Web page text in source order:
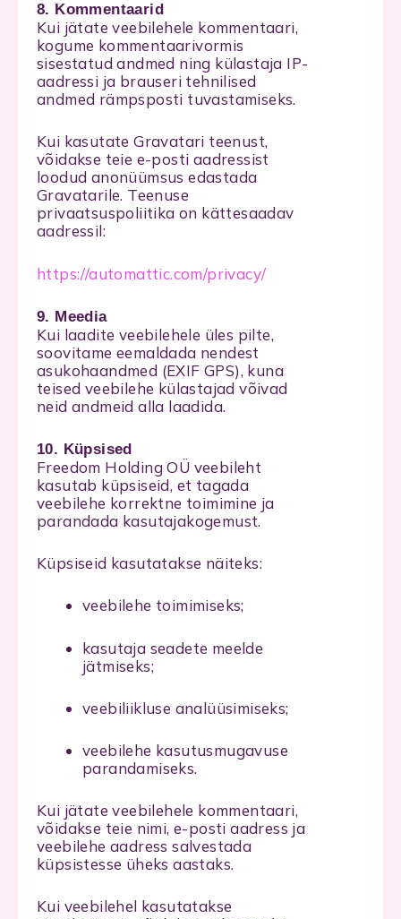
8. Kommentaarid
Kui jätate veebilehele kommentaari,
kogume kommentaarivormis
sisestatud andmed ning külastaja IP-
aadressi ja brauseri tehnilised
andmed rämpsposti tuvastamiseks.
Kui kasutate Gravatari teenust,
võidakse teie e-posti aadressist
loodud anonüümsus edastada
Gravatarile. Teenuse
privaatsuspoliitika on kättesaadav
aadressil:
https://automattic.com/privacy/
9. Meedia
Kui laadite veebilehele üles pilte,
soovitame eemaldada nendest
asukohaandmed (EXIF GPS), kuna
teised veebilehe külastajad võivad
neid andmeid alla laadida.
10. Küpsised
Freedom Holding OÜ veebileht
kasutab küpsiseid, et tagada
veebilehe korrektne toimimine ja
parandada kasutajakogemust.
Küpsiseid kasutatakse näiteks:
veebilehe toimimiseks;
kasutaja seadete meelde
jätmiseks;
veebiliikluse analüüsimiseks;
veebilehe kasutusmugavuse
parandamiseks.
Kui jätate veebilehele kommentaari,
võidakse teie nimi, e-posti aadress ja
veebilehe aadress salvestada
küpsistesse üheks aastaks.
Kui veebilehel kasutatakse